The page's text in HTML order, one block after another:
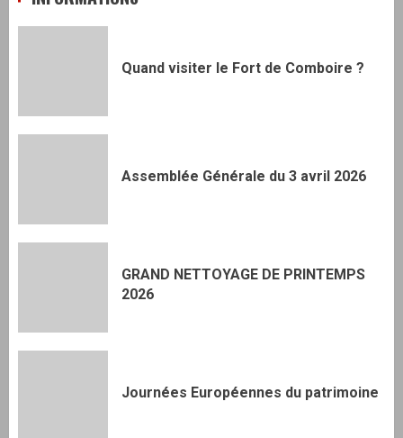
Quand visiter le Fort de Comboire ?
Assemblée Générale du 3 avril 2026
GRAND NETTOYAGE DE PRINTEMPS
2026
Journées Européennes du patrimoine